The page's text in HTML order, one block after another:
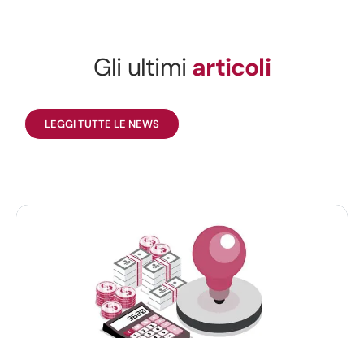
Gli ultimi articoli
LEGGI TUTTE LE NEWS